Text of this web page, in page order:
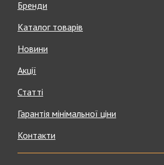
Бренди
Каталог товарів
Новини
Акції
Статті
Гарантія мінімальної ціни
Контакти